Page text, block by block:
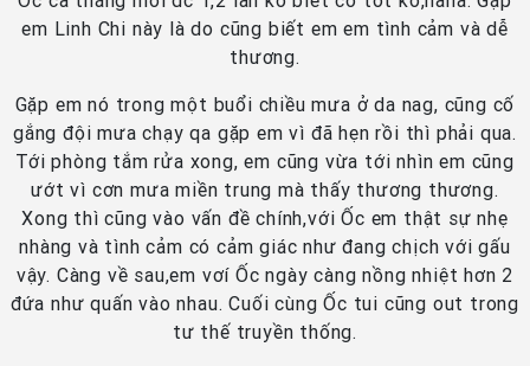
em Linh Chi này là do cũng biết em em tình cảm và dễ
thương.
Gặp em nó trong một buổi chiều mưa ở da nag, cũng cố
gắng đội mưa chạy qa gặp em vì đã hẹn rồi thì phải qua.
Tới phòng tắm rửa xong, em cũng vừa tới nhìn em cũng
ướt vì cơn mưa miền trung mà thấy thương thương.
Xong thì cũng vào vấn đề chính,với Ốc em thật sự nhẹ
nhàng và tình cảm có cảm giác như đang chịch với gấu
vậy. Càng về sau,em vơí Ốc ngày càng nồng nhiệt hơn 2
đứa như quấn vào nhau. Cuối cùng Ốc tui cũng out trong
tư thế truyền thống.